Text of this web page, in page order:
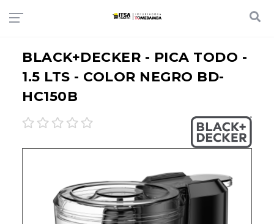
BLACK+DECKER - PICA TODO -
1.5 LTS - COLOR NEGRO BD-
HC150B